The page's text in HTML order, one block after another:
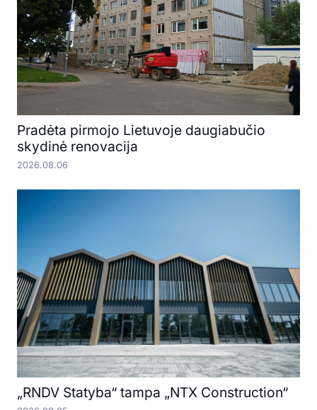
Pradėta pirmojo Lietuvoje daugiabučio
skydinė renovacija
2026.08.06
„RNDV Statyba“ tampa „NTX Construction“